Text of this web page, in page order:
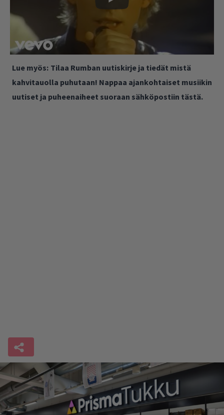
Lue myös: Tilaa Rumban uutiskirje ja tiedät mistä
kahvitauolla puhutaan! Nappaa ajankohtaiset musiikin
uutiset ja puheenaiheet suoraan sähköpostiin tästä.